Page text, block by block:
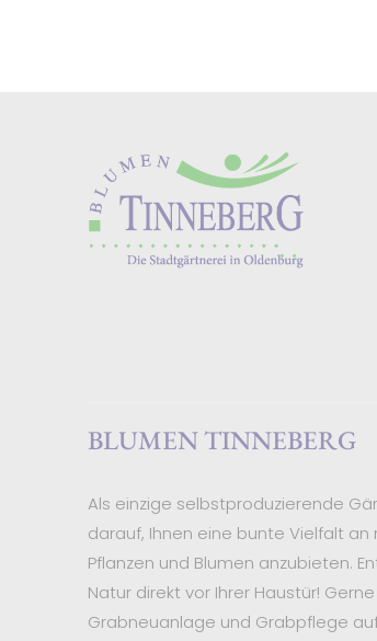
BLUMEN TINNEBERG
Als einzige selbstproduzierende
darauf, Ihnen eine bunte Vielfalt
Pflanzen und Blumen anzubieten.
Natur direkt vor Ihrer Haustür!
Grabneuanlage und Grabpflege